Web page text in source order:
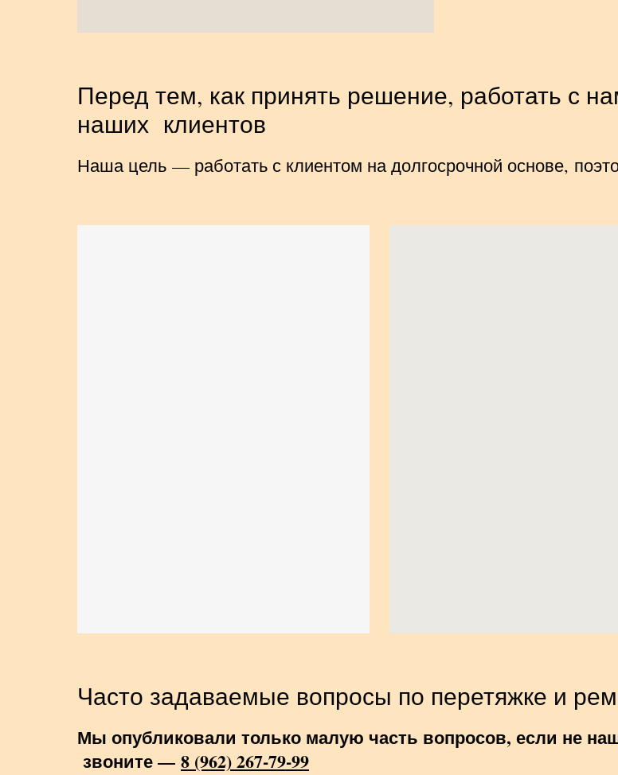
Перед тем, как принять решение, работать с
наших клиентов
Наша цель — работать с клиентом на долгосрочной основе,
Часто задаваемые вопросы по перетяжке и
Мы опубликовали только малую часть вопросов, если не
звоните — 8 (962) 267-79-99